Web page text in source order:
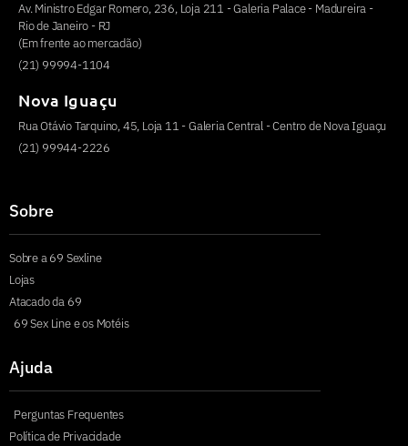
Av. Ministro Edgar Romero, 236, Loja 211 - Galeria Palace - Madureira -
Rio de Janeiro - RJ
(Em frente ao mercadão)
(21) 99994-1104
Nova Iguaçu
Rua Otávio Tarquino, 45, Loja 11 - Galeria Central - Centro de Nova Iguaçu
(21) 99944-2226
Sobre
Sobre a 69 Sexline
Lojas
Atacado da 69
69 Sex Line e os Motéis
Ajuda
Perguntas Frequentes
Política de Privacidade